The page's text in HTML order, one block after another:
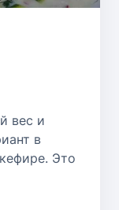
вес и
в
Это